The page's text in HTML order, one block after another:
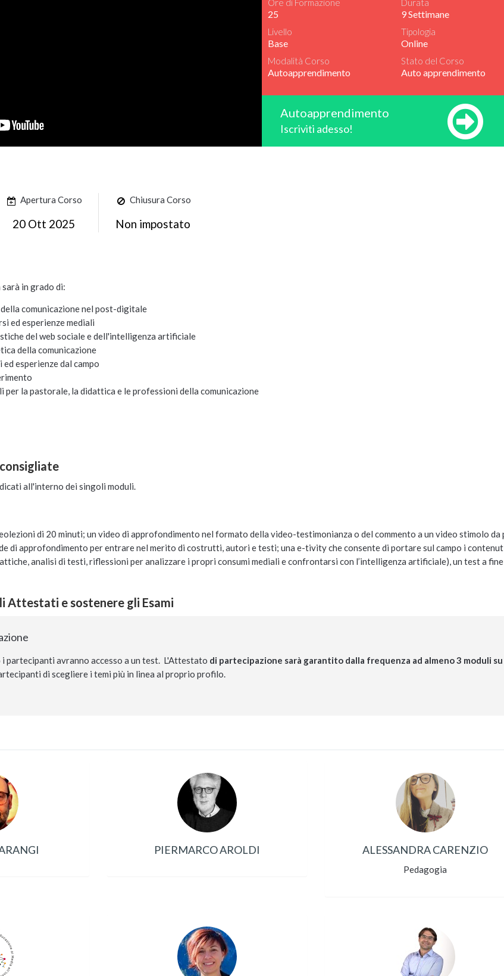
Ore di Formazione
25
Livello
Base
Modalità Corso
Autoapprendimento
Durata
9 Settimane
Tipologia
Online
Stato del Corso
Auto apprendimento
Autoapprendimento
Iscriviti adesso!
Apertura Corso
20 Ott 2025
Chiusura Corso
Non impostato
in grado di:
comunicazione nel post-digitale
ed esperienze mediali
del web sociale e dell'intelligenza artificiale
della comunicazione
esperienze dal campo
la pastorale, la didattica e le professioni della comunicazione
all'interno dei singoli moduli.
di 20 minuti; un video di approfondimento nel formato della video-testimonianza o del commento a un video stimolo da
di approfondimento per entrare nel merito di costrutti, autori e testi; una e-tivity che consente di portare sul campo i
analisi di testi, riflessioni per analizzare i propri consumi mediali e confrontarsi con l’intelligenza artificiale), un test a fine
Attestati e sostenere gli Esami
partecipanti avranno accesso a un test. L'Attestato di partecipazione sarà garantito dalla frequenza ad almeno 3 moduli su
di scegliere i temi più in linea al proprio profilo.
PIERMARCO AROLDI ALESSANDRA CARENZIO
Pedagogia